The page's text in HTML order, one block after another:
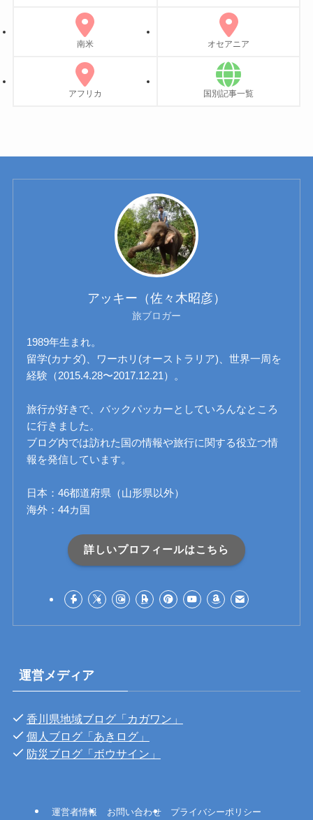
南米 オセアニア
アフリカ 国別記事一覧
アッキー（佐々木昭彦）
旅ブロガー
1989年生まれ。
留学(カナダ)、ワーホリ(オーストラリア)、世界一周を
経験（2015.4.28〜2017.12.21）。
旅行が好きで、バックパッカーとしていろんなところ
に行きました。
ブログ内では訪れた国の情報や旅行に関する役立つ情
報を発信しています。
日本：46都道府県（山形県以外）
海外：44カ国
詳しいプロフィールはこちら
運営メディア
香川県地域ブログ「カガワン」
個人ブログ「あきログ」
防災ブログ「ボウサイン」
運営者情報 お問い合わせ プライバシーポリシー